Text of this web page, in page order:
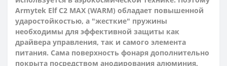
Armytek Elf C2 MAX (WARM) обладает повышенной
ударостойкостью, а "жесткие" пружины
необходимы для эффективной защиты как
драйвера управления, так и самого элемента
питания. Сама поверхность фонаря дополнительно
покрыта посредством анодирования алюминия,